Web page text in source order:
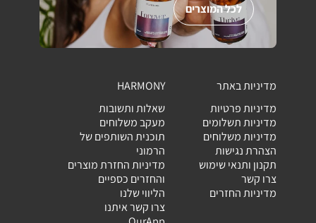
לכל המוצרים
מדיניות באתר
מדיניות פרטיות
מדיניות תשלומים
מדיניות משלוחים
הצהרת נגישות
תקנון ותנאי שימוש
צרו קשר
מדיניות החזרים
HARMONY
שאלות ותשובות
מעקב משלוחים
תוכנית השותפים של
הרמוני
מדיניות החזרת מוצרים
והחזרים כספיים
הליווי שלנו
צרו קשר איתנו